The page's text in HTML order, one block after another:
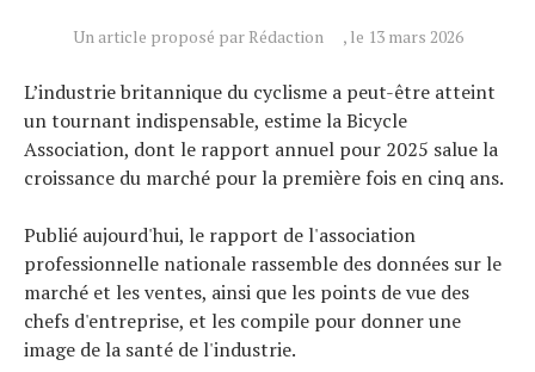
Un article proposé par Rédaction , le 13 mars 2026
L’industrie britannique du cyclisme a peut-être atteint
un tournant indispensable, estime la Bicycle
Association, dont le rapport annuel pour 2025 salue la
croissance du marché pour la première fois en cinq ans.
Publié aujourd'hui, le rapport de l'association
professionnelle nationale rassemble des données sur le
marché et les ventes, ainsi que les points de vue des
chefs d'entreprise, et les compile pour donner une
image de la santé de l'industrie.
Actualités
Technologies
Tests de produits
Tendances
Tous nos articles
À propos